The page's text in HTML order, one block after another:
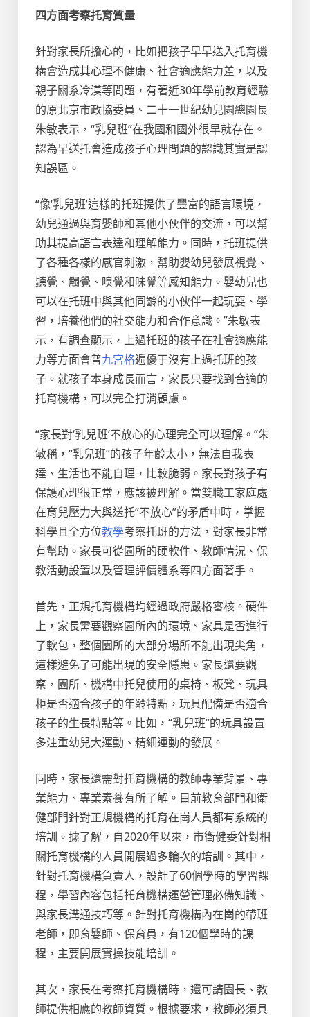
四方面考察托育質量
針對家長所擔心的，比如把孩子早早送入托育機
構會造成其心理不健康、社會適應能力差，以及
親子關系冷漠等問題，有著近30年學前教育經驗
的原北京市政協委員、二十一世紀幼兒園總園長
朱敏表示，“乳兒班”在我國和國外很早就存在。
認為早送托會造成孩子心理問題的認識其實是認
知誤區。
“像‘乳兒班’這樣的托班提供了豐富的語言環境，
幼兒通過與育嬰師和其他小伙伴的交流，可以幫
助其提高語言表達和理解能力。同時，托班提供
了各種各樣的感官刺激，幫助嬰幼兒發展視覺、
聽覺、觸覺、嗅覺和味覺等感知能力。嬰幼兒也
可以在托班中與其他同齡的小伙伴一起玩耍、學
習，培養他們的社交能力和合作意識。”朱敏表
示，有調查顯示，上過托班的孩子在社會適應能
力等方面會普九宮格遍優于沒有上過托班的孩
子。就孩子本身成長而言，家長只要找到合適的
托育機構，可以完全打消顧慮。
“家長對‘乳兒班’不放心的心理完全可以理解。”朱
敏稱，“乳兒班”的孩子年齡太小，無法自我表
達、生活也不能自理，比較脆弱。家長對孩子有
保護心理很正常，應該被理解。當雙職工家庭處
在育兒壓力大與送托“不放心”的矛盾中時，掌握
科學且全方位教學考察托班的方法，對家長非常
有幫助。家長可從園所的硬軟件、教師情況、保
教活動設置以及管理評價體系等四方面著手。
首先，正規托育機構均經過政府嚴格審核。硬件
上，家長需要觀察園所內的環境、家具是否進行
了軟包，整個園所的大部分場所不能出現尖角，
這樣避免了可能出現的安全隱患。家長還要觀
察，園所、機構中托兒使用的桌椅、板凳、玩具
柜是否適合孩子的年齡特點，玩具配備是否適合
孩子的生長特點等。比如，“乳兒班”的玩具設置
多注重幼兒大運動、精細運動的發展。
同時，家長還需對托育機構的教師專業背景、專
業能力、專業素養有所了解。目前教育部門和衛
健部門針對正規機構的托育在崗人員都有系統的
培訓。據了解，自2020年以來，市衛健委針對相
關托育機構的人員開展過多輪次的培訓。其中，
針對托育機構負責人，設計了60個學時的學習課
程，學習內容包括托育機構運營管理必備知識、
與家長溝通技巧等。針對托育機構內在崗的帶班
老師，即育嬰師、保育員，有120個學時的課
程，主要開展實操技能培訓。
其次，家長在考察托育機構時，還可請園長、教
師提供相應的教師資質。根據要求，教師必須具